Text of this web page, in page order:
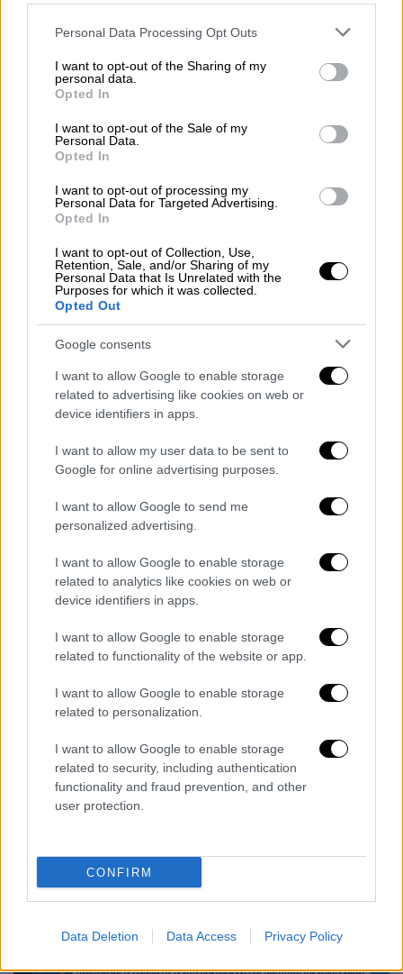
Please note that this website/app uses one or more Google
not limited to your visit or usage behaviour. You may click to
grant or deny consent to Google and its third-party tags to
use your data for below specified purposes in below Google
consent section.
Personal Data Processing Opt Outs
I want to opt-out of the Sharing of my
personal data.
Opted In
I want to opt-out of the Sale of my
Personal Data.
Opted In
I want to opt-out of processing my
Personal Data for Targeted Advertising.
Opted In
I want to opt-out of Collection, Use,
Retention, Sale, and/or Sharing of my
Personal Data that Is Unrelated with the
Purposes for which it was collected.
Opted Out
Google consents
I want to allow Google to enable storage
related to advertising like cookies on web or
device identifiers in apps.
I want to allow my user data to be sent to
Google for online advertising purposes.
I want to allow Google to send me
personalized advertising.
I want to allow Google to enable storage
related to analytics like cookies on web or
device identifiers in apps.
I want to allow Google to enable storage
related to functionality of the website or app.
I want to allow Google to enable storage
related to personalization.
I want to allow Google to enable storage
related to security, including authentication
functionality and fraud prevention, and other
user protection.
CONFIRM
Data Deletion Data Access Privacy Policy
December 25, 2024
«Μπλόκο» από όλα τα ρωσικά
αεροδρόμια
Κυβερνητικές πηγές δήλωσαν στο Euronews
ότι τοαεροσκάφος
που υπέστη ζημιές δεν
ρωσικό αεροδρόμιο παρά τα αιτήματα των
πιλότων για αναγκαστική προσγείωση και
διατάχθηκε να πετάξει μέσω της Κασπίας
Θάλασσας προς το Ακτάου στο Καζακστάν.
Σύμφωνα με τα στοιχεία που επικαλείται το
μέσο, τα συστήματα πλοήγησης GPS του
αεροπλάνου είχαν μπλοκάρει σε όλη τη
διαδρομή της πτήσης πάνω από τη θάλασσα.
Very interesting: Shrapnel marks on
the fuselage of Azerbaijan Airlines
plane that crashed in Kazakhstan
today.
pic.twitter.com/3X5PTIR66E
— Clash Report (@clashreport)
December 25, 2024
αεράμυνας Pantsir-S,ανέφερε το διεθνές
πρακτορείο AnewZ με έδρα το Μπακού,
επικαλούμενο κυβερνητικές πηγές του
Αζερμπαϊτζάν.